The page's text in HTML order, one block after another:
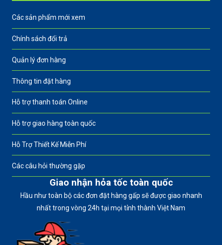
Các sản phẩm mới xem
Chính sách đổi trả
Quản lý đơn hàng
Thông tin đặt hàng
Hỗ trợ thanh toán Online
Hỗ trợ giao hàng toàn quốc
Hỗ Trợ Thiết Kế Miễn Phí
Các câu hỏi thường gặp
Giao nhận hỏa tốc toàn quốc
Hầu như toàn bộ các đơn đặt hàng gấp sẽ được giao nhanh
nhất trong vòng 24h tại mọi tỉnh thành Việt Nam